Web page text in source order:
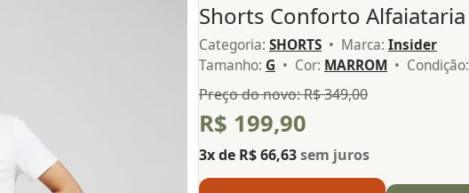
Shorts Conforto Alfaiataria
Categoria: SHORTS • Marca: Insider
Tamanho: G • Cor: MARROM • Condição:
Preço do novo: R$ 349,00
R$ 199,90
3x de R$ 66,63sem juros